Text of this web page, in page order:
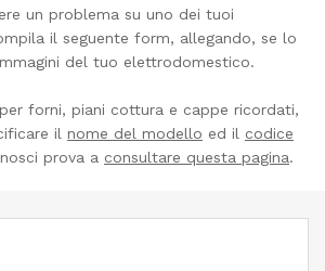
un problema su uno dei tuoi
il seguente form, allegando, se lo
del tuo elettrodomestico.
forni, piani cottura e cappe ricordati,
il nome del modello ed il codice
prova a consultare questa pagina.